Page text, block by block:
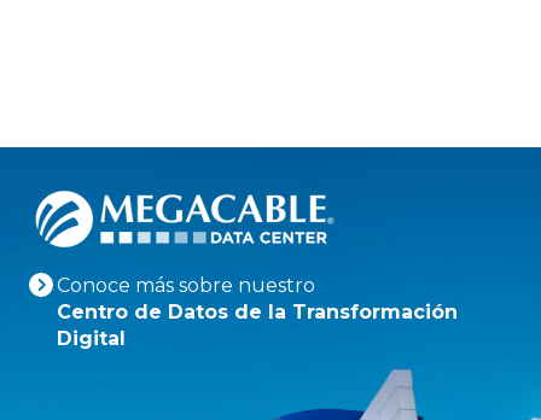
Conoce más sobre nuestro
Centro de Datos de la Transformación
Digital